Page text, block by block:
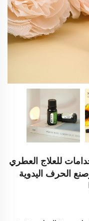
للعلاج العطري
الحرف اليدوية